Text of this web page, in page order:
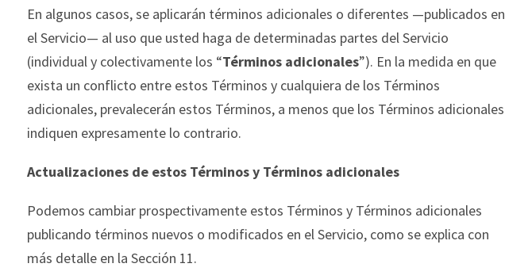
En algunos casos, se aplicarán términos adicionales o diferentes —publicados en
el Servicio— al uso que usted haga de determinadas partes del Servicio
(individual y colectivamente los “Términos adicionales”). En la medida en que
exista un conflicto entre estos Términos y cualquiera de los Términos
adicionales, prevalecerán estos Términos, a menos que los Términos adicionales
indiquen expresamente lo contrario.
Actualizaciones de estos Términos y Términos adicionales
Podemos cambiar prospectivamente estos Términos y Términos adicionales
publicando términos nuevos o modificados en el Servicio, como se explica con
más detalle en la Sección 11.